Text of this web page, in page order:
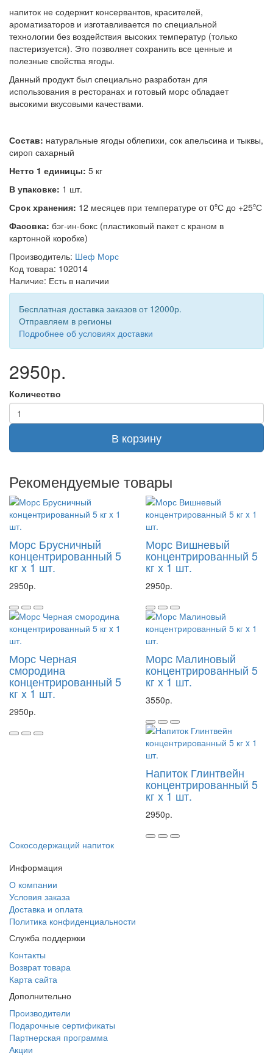
напиток не содержит консервантов, красителей,
ароматизаторов и изготавливается по специальной
технологии без воздействия высоких температур (только
пастеризуется). Это позволяет сохранить все ценные и
полезные свойства ягоды.
Данный продукт был специально разработан для
использования в ресторанах и готовый морс обладает
высокими вкусовыми качествами.
Состав: натуральные ягоды облепихи, сок апельсина и тыквы,
сироп сахарный
Нетто 1 единицы: 5 кг
В упаковке: 1 шт.
Срок хранения: 12 месяцев при температуре от 0ºС до +25ºС
Фасовка: бэг-ин-бокс (пластиковый пакет с краном в
картонной коробке)
Производитель: Шеф Морс
Код товара: 102014
Наличие: Есть в наличии
Бесплатная доставка заказов от 12000р.
Отправляем в регионы
Подробнее об условиях доставки
2950р.
Количество
В корзину
Рекомендуемые товары
Морс Брусничный
концентрированный 5
кг x 1 шт.
2950р.
Морс Вишневый
концентрированный 5
кг x 1 шт.
2950р.
Морс Черная
смородина
концентрированный 5
кг x 1 шт.
2950р.
Морс Малиновый
концентрированный 5
кг x 1 шт.
3550р.
Напиток Глинтвейн
концентрированный 5
кг x 1 шт.
2950р.
Сокосодержащий напиток
Информация
О компании
Условия заказа
Доставка и оплата
Политика конфиденциальности
Служба поддержки
Контакты
Возврат товара
Карта сайта
Дополнительно
Производители
Подарочные сертификаты
Партнерская программа
Акции